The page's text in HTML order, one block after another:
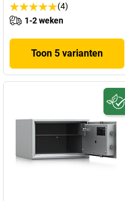
(4)
1-2 weken
Toon 5 varianten